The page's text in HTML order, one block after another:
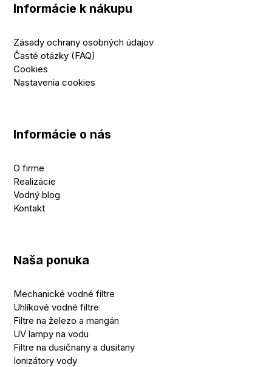
Informácie k nákupu
Zásady ochrany osobných údajov
Časté otázky (FAQ)
Cookies
Nastavenia cookies
Informácie o nás
O firme
Realizácie
Vodný blog
Kontakt
Naša ponuka
Mechanické vodné filtre
Uhlíkové vodné filtre
Filtre na železo a mangán
UV lampy na vodu
Filtre na dusičnany a dusitany
Ionizátory vody